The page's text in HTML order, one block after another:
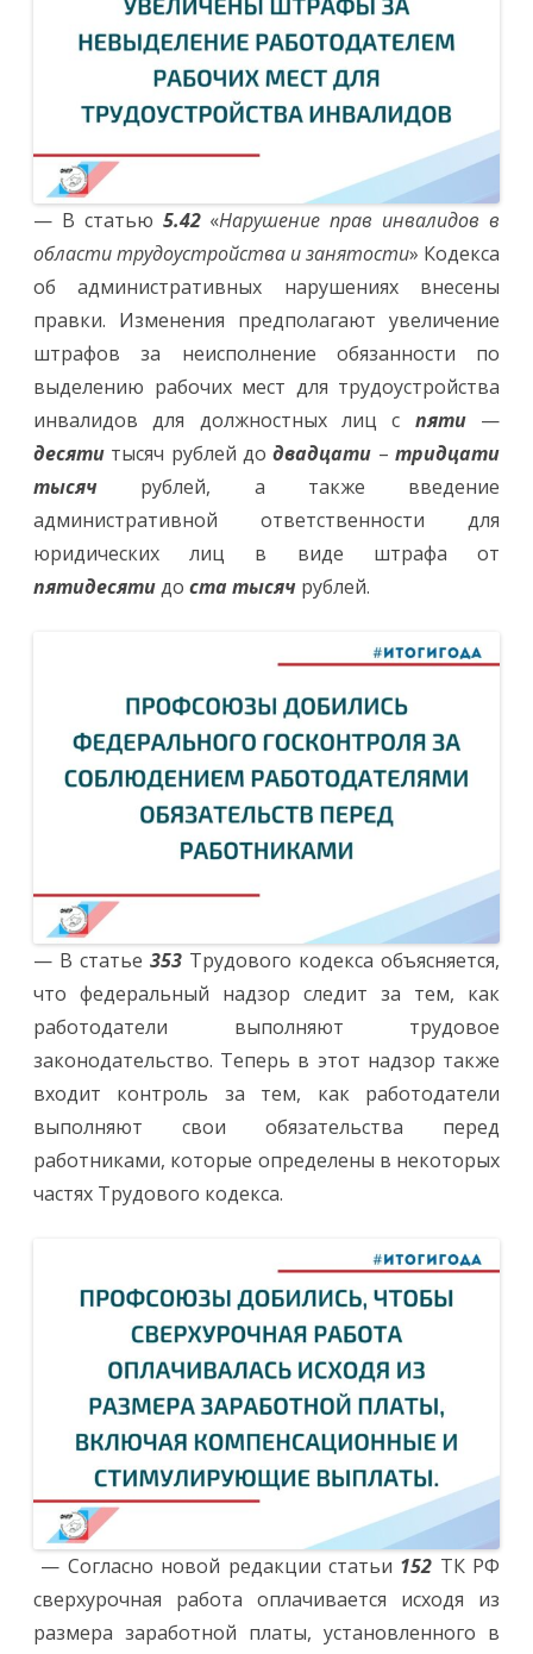
— В статью 5.42«Нарушение прав инвалидов в
области трудоустройства и занятости» Кодекса
об административных нарушениях внесены
правки. Изменения предполагают увеличение
штрафов за неисполнение обязанности по
выделению рабочих мест для трудоустройства
инвалидов для должностных лиц с пяти—
десяти тысяч рублей додвадцати –тридцати
тысяч рублей, а также введение
административной ответственности для
юридических лиц в виде штрафа от
пятидесятидо ста тысяч рублей.
— В статье 353 Трудового кодекса объясняется,
что федеральный надзор следит за тем, как
работодатели выполняют трудовое
законодательство. Теперь в этот надзор также
входит контроль за тем, как работодатели
выполняют свои обязательства перед
работниками, которые определены в некоторых
частях Трудового кодекса.
— Согласно новой редакции статьи 152 ТК РФ
сверхурочная работа оплачивается исходя из
размера заработной платы, установленного в